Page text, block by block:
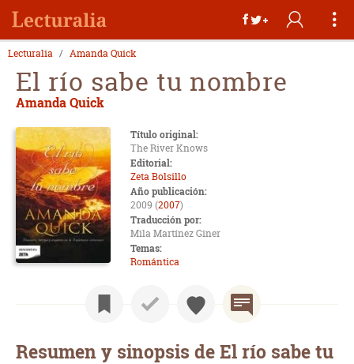
Lecturalia Amanda Quick
El río sabe tu nombre
Amanda Quick
Título original:
The River Knows
Editorial:
Zeta Bolsillo
Año publicación:
2009 (2007)
Traducción por:
Mila Martínez Giner
Temas:
Romántica
Resumen y sinopsis de El río sabe tu